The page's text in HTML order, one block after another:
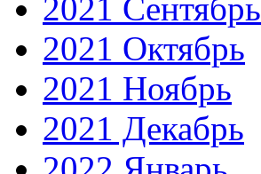
2021 Сентябрь
2021 Октябрь
2021 Ноябрь
2021 Декабрь